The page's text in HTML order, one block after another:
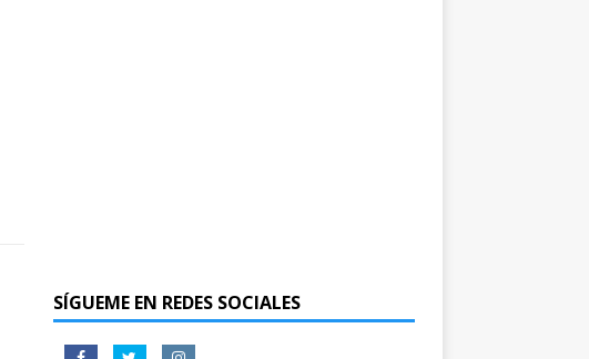
SÍGUEME EN REDES SOCIALES